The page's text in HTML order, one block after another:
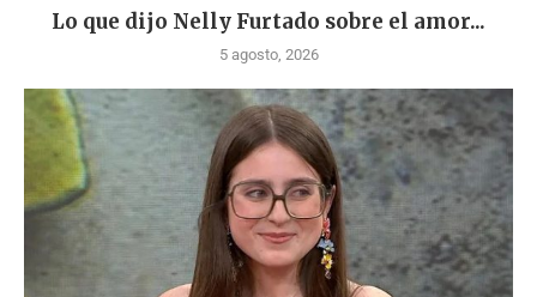
Lo que dijo Nelly Furtado sobre el amor...
5 agosto, 2026